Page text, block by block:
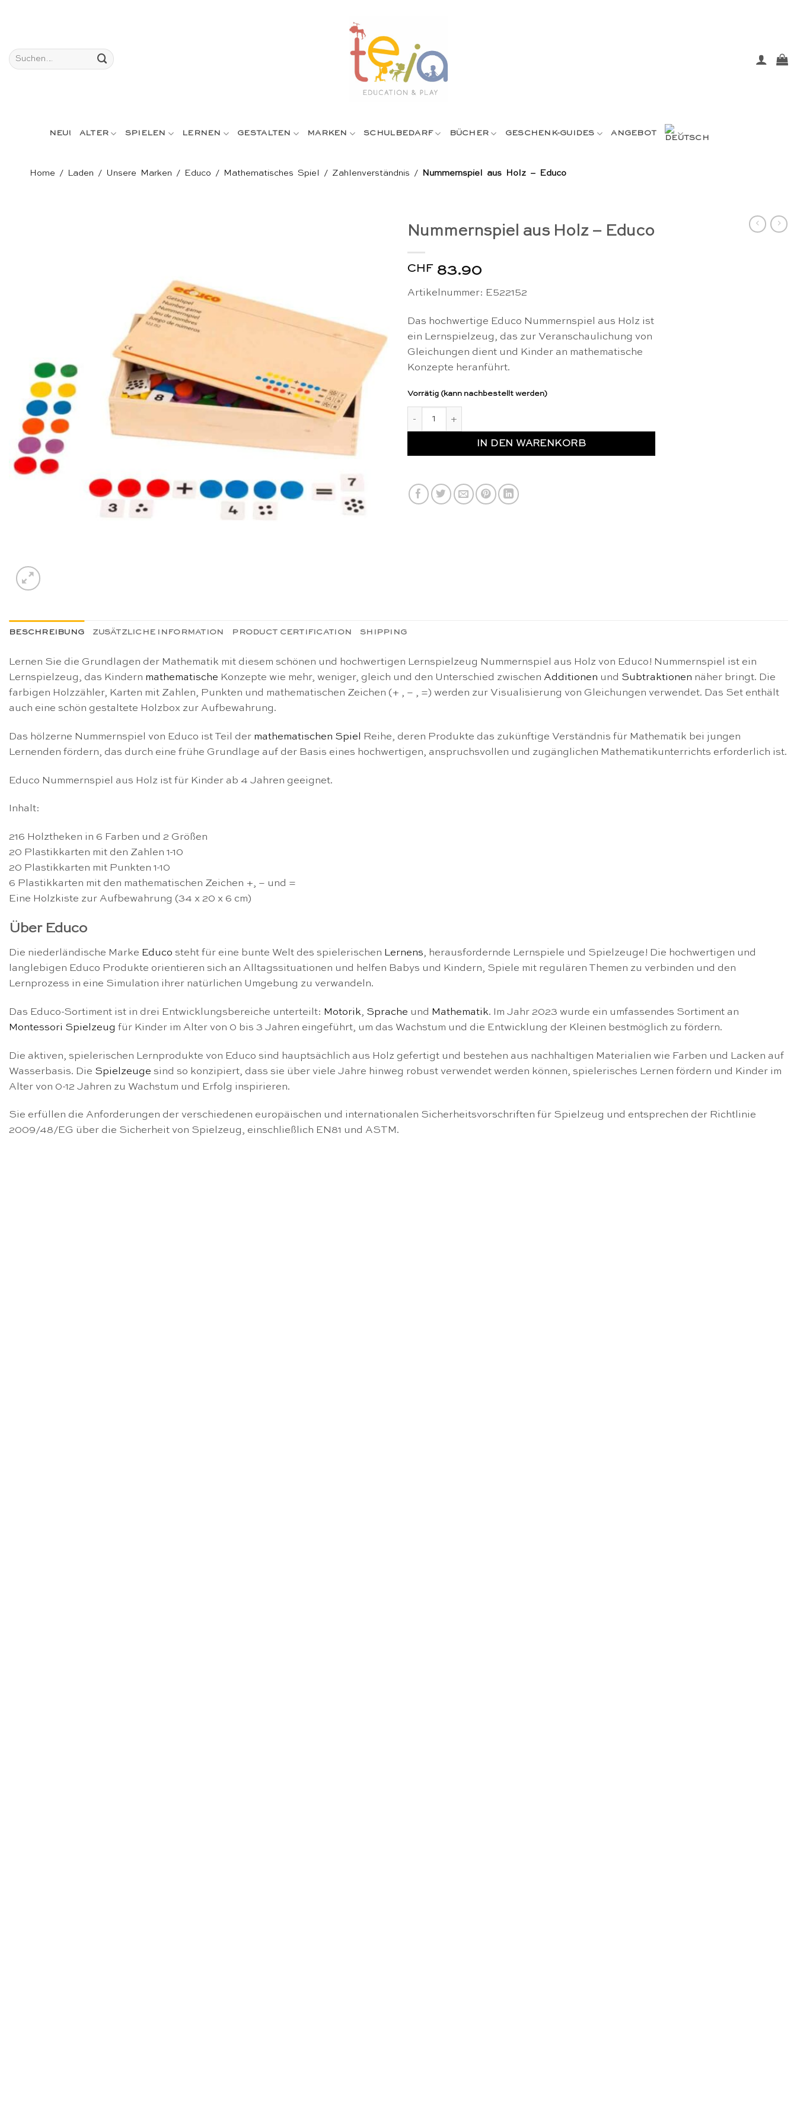
Suchen
nach:
NEU! ALTER SPIELEN LERNEN GESTALTEN MARKEN SCHULBEDARF BÜCHER GESCHENK-GUIDES ANGEBOT
Home / Laden / Unsere Marken / Educo / Mathematisches Spiel / Zahlenverständnis / Nummernspiel aus Holz – Educo
Nummernspiel aus Holz – Educo
CHF 83.90
Artikelnummer: E522152
Das hochwertige Educo Nummernspiel aus Holz ist
ein Lernspielzeug, das zur Veranschaulichung von
Gleichungen dient und Kinder an mathematische
Konzepte heranführt.
Vorrätig (kann nachbestellt werden)
IN DEN WARENKORB
BESCHREIBUNG ZUSÄTZLICHE INFORMATION PRODUCT CERTIFICATION SHIPPING
Lernen Sie die Grundlagen der Mathematik mit diesem schönen und hochwertigen Lernspielzeug Nummernspiel aus Holz von Educo! Nummernspiel ist ein
Lernspielzeug, das Kindern mathematische Konzepte wie mehr, weniger, gleich und den Unterschied zwischen Additionen und Subtraktionen näher bringt. Die
farbigen Holzzähler, Karten mit Zahlen, Punkten und mathematischen Zeichen (+ , – , =) werden zur Visualisierung von Gleichungen verwendet. Das Set enthält
auch eine schön gestaltete Holzbox zur Aufbewahrung.
Das hölzerne Nummernspiel von Educo ist Teil der mathematischen Spiel
Reihe, deren Produkte das zukünftige Verständnis für Mathematik bei jungen
Lernenden fördern, das durch eine frühe Grundlage auf der Basis eines hochwertigen, anspruchsvollen und zugänglichen Mathematikunterrichts erforderlich ist.
Educo Nummernspiel aus Holz ist für Kinder ab 4 Jahren geeignet.
Inhalt:
216 Holztheken in 6 Farben und 2 Größen
20 Plastikkarten mit den Zahlen 1-10
20 Plastikkarten mit Punkten 1-10
6 Plastikkarten mit den mathematischen Zeichen +, – und =
Eine Holzkiste zur Aufbewahrung (34 x 20 x 6 cm)
Über Educo
Die niederländische Marke Educo steht für eine bunte Welt des spielerischen Lernens, herausfordernde Lernspiele und Spielzeuge! Die hochwertigen und
langlebigen Educo Produkte orientieren sich an Alltagssituationen und helfen Babys und Kindern, Spiele mit regulären Themen zu verbinden und den
Lernprozess in eine Simulation ihrer natürlichen Umgebung zu verwandeln.
Das Educo-Sortiment ist in drei Entwicklungsbereiche unterteilt: Motorik, Sprache und Mathematik. Im Jahr 2023 wurde ein umfassendes Sortiment an
Montessori Spielzeug für Kinder im Alter von 0 bis 3 Jahren eingeführt, um das Wachstum und die Entwicklung der Kleinen bestmöglich zu fördern.
Die aktiven, spielerischen Lernprodukte von Educo sind hauptsächlich aus Holz gefertigt und bestehen aus nachhaltigen Materialien wie Farben und Lacken auf
Wasserbasis. Die Spielzeuge sind so konzipiert, dass sie über viele Jahre hinweg robust verwendet werden können, spielerisches Lernen fördern und Kinder im
Alter von 0-12 Jahren zu Wachstum und Erfolg inspirieren.
Sie erfüllen die Anforderungen der verschiedenen europäischen und internationalen Sicherheitsvorschriften für Spielzeug und entsprechen der Richtlinie
2009/48/EG über die Sicherheit von Spielzeug, einschließlich EN81 und ASTM.